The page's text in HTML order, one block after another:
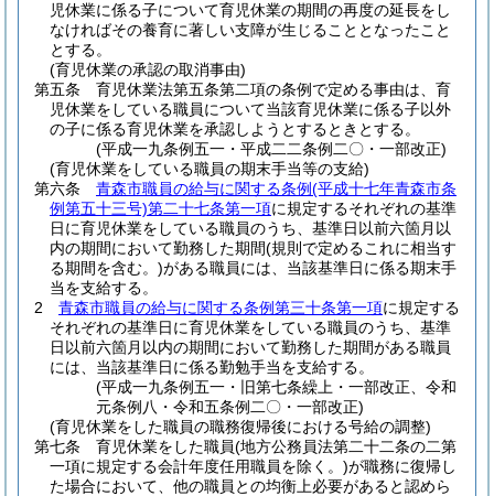
児休業に係る子について育児休業の期間の再度の延長をし
なければその養育に著しい支障が生じることとなったこと
とする。
(育児休業の承認の取消事由)
第五条
育児休業法第五条第二項の条例で定める事由は、育
児休業をしている職員について当該育児休業に係る子以外
の子に係る育児休業を承認しようとするときとする。
(平成一九条例五一・平成二二条例二〇・一部改正)
(育児休業をしている職員の期末手当等の支給)
第六条
青森市職員の給与に関する条例(平成十七年青森市条
例第五十三号)第二十七条第一項に規定するそれぞれの基準
日に育児休業をしている職員のうち、基準日以前六箇月以
内の期間において勤務した期間(規則で定めるこれに相当す
る期間を含む。)がある職員には、当該基準日に係る期末手
当を支給する。
2
青森市職員の給与に関する条例第三十条第一項に規定する
それぞれの基準日に育児休業をしている職員のうち、基準
日以前六箇月以内の期間において勤務した期間がある職員
には、当該基準日に係る勤勉手当を支給する。
(平成一九条例五一・旧第七条繰上・一部改正、令和
元条例八・令和五条例二〇・一部改正)
(育児休業をした職員の職務復帰後における号給の調整)
第七条
育児休業をした職員(地方公務員法第二十二条の二第
一項に規定する会計年度任用職員を除く。)が職務に復帰し
た場合において、他の職員との均衡上必要があると認めら